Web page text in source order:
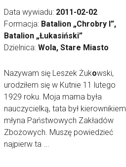
Data wywiadu: 2011-02-02
Formacja: Batalion „Chrobry I”,
Batalion „Łukasiński”
Dzielnica: Wola, Stare Miasto
Nazywam się Leszek Żukowski,
urodziłem się w Kutnie 11 lutego
1929 roku. Moja mama była
nauczycielką, tata był kierownikiem
młyna Państwowych Zakładów
Zbożowych. Muszę powiedzieć
najpierw ta ...